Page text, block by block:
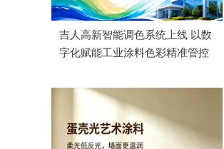
吉人高新智能调色系统上线 以数
字化赋能工业涂料色彩精准管控